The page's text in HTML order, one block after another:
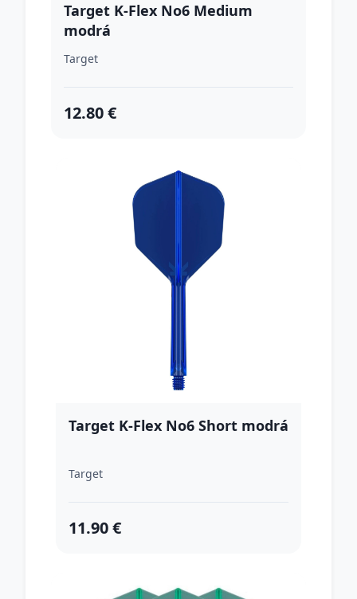
Target K-Flex No6 Medium
modrá
Target
12.80 €
Target K-Flex No6 Short modrá
Target
11.90 €